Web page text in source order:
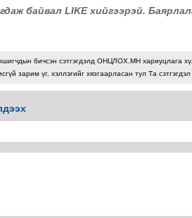
байвал LIKE хийгээрэй.
бичсэн сэтгэгдэлд ОНЦЛОХ.МН хариуцлага
зарим үг, хэллэгийг хязгаарласан тул Та